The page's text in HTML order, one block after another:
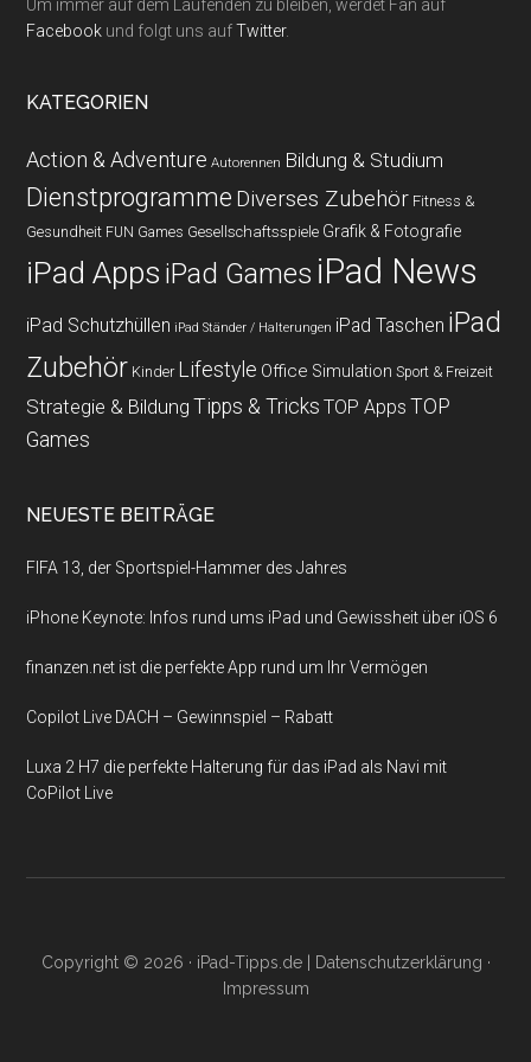
Um immer auf dem Laufenden zu bleiben, werdet Fan auf
Facebook und folgt uns aufTwitter.
KATEGORIEN
Action & Adventure Autorennen Bildung & Studium
Dienstprogramme Diverses Zubehör Fitness &
Gesundheit FUN Games Gesellschaftsspiele Grafik & Fotografie
iPad Apps iPad Games iPad News
iPad Schutzhüllen iPad Ständer / Halterungen iPad Taschen iPad
Zubehör Kinder Lifestyle Office Simulation Sport & Freizeit
Strategie & Bildung Tipps & Tricks TOP Apps TOP
Games
NEUESTE BEITRÄGE
FIFA 13, der Sportspiel-Hammer des Jahres
iPhone Keynote: Infos rund ums iPad und Gewissheit über iOS 6
finanzen.net ist die perfekte App rund um Ihr Vermögen
Copilot Live DACH – Gewinnspiel – Rabatt
Luxa 2 H7 die perfekte Halterung für das iPad als Navi mit
CoPilot Live
Copyright © 2026 · iPad-Tipps.de| Datenschutzerklärung ·
Impressum